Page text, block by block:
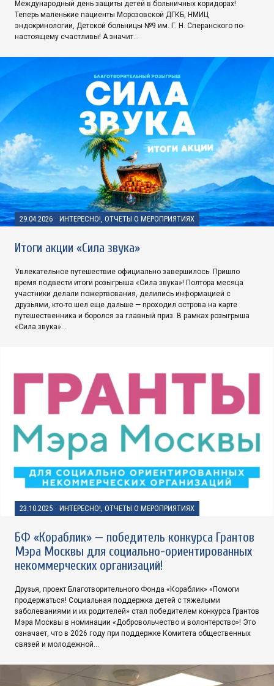
Международный день защиты детей в больничных коридорах!
Теперь маленькие пациенты Морозовской ДГКБ, НМИЦ
эндокринологии, Детской больницы №9 им. Г. Н. Сперанского по-
настоящему счастливы! А значит…
29.04.2026 · ИНТЕРЕСНО!, ОТЧЕТЫ О МЕРОПРИЯТИЯХ
Итоги акции «Сила звука»
Увлекательное путешествие официально завершилось. Пришло
время подвести итоги розыгрыша «Сила звука»! Полтора месяца
участники делали пожертвования, делились информацией с
друзьями, кто-то шел еще дальше — проходил острова на карте
путешественника и боролся за главный приз. В рамках розыгрыша
«Сила звука»…
23.10.2025 · ИНТЕРЕСНО!, ОТЧЕТЫ О МЕРОПРИЯТИЯХ
БФ «Кораблик» — победитель конкурса Грантов
Мэра Москвы для социально-ориентированных
некоммерческих организаций!
Друзья, проект Благотворительного Фонда «Кораблик» «Помоги
продержаться! Социальная поддержка детей с тяжелыми
заболеваниями и их родителей» стал победителем конкурса Грантов
Мэра Москвы в номинации «Добровольчество и волонтерство»! Это
означает, что в 2026 году при поддержке Комитета общественных
связей и молодежной…